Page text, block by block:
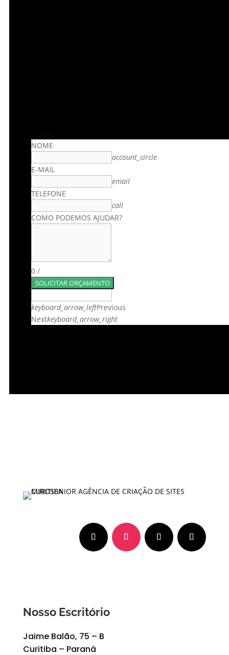
NOME
account_circle
E-MAIL
email
TELEFONE
call
COMO PODEMOS AJUDAR?
0/
SOLICITAR ORÇAMENTO
keyboard_arrow_leftPrevious
Nextkeyboard_arrow_right
Nosso Escritório
Jaime Balão, 75 – B
Curitiba – Paraná